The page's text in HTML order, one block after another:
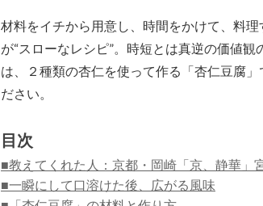
材料をイチから用意し、時間をかけて、料
が“スローなレシピ”。時短とは真逆の価値
は、２種類の杏仁を使って作る「杏仁豆腐
ださい。
目次
■教えてくれた人：京都・岡崎「京、静華」
■一瞬にして口溶けた後、広がる風味